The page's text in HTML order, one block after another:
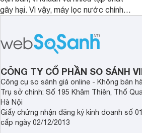
gây hại. Vì vậy, máy lọc nước chính
sức khỏe và đảm bảo nguồn nước
sạch cho cả gia đình.
CÔNG TY CỔ PHẦN SO SÁNH
Công cụ so sánh giá online - Không bán
Trụ sở chính: Số 195 Khâm Thiên, Thổ
Hà Nội
Giấy chứng nhận đăng ký kinh doanh số
cấp ngày 02/12/2013